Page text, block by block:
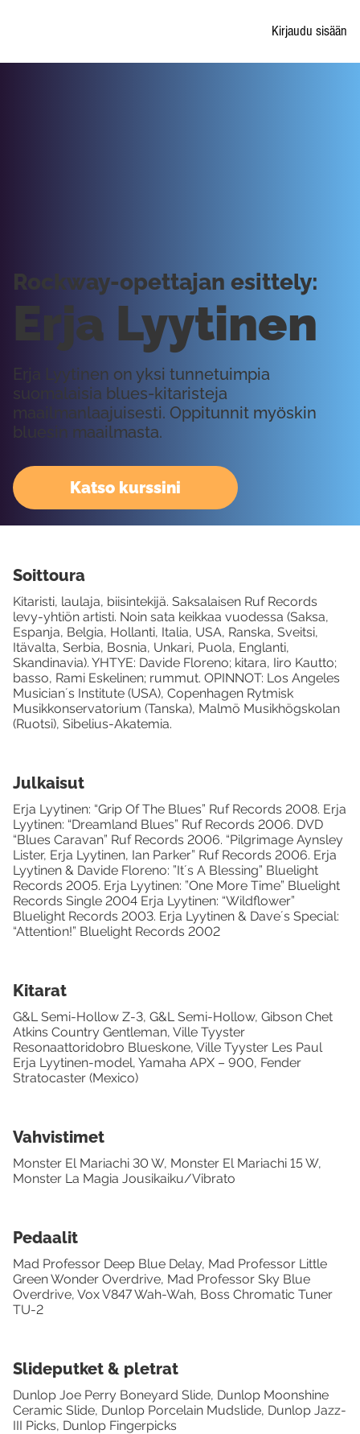
Kirjaudu sisään
Erja Lyytinen
Erja Lyytinen on yksi tunnetuimpia
suomalaisia blues-kitaristeja
maailmanlaajuisesti. Oppitunnit myöskin
bluesin maailmasta.
Rockway-opettajan esittely:
Katso kurssini
Soittoura
Kitaristi, laulaja, biisintekijä. Saksalaisen Ruf Records
levy-yhtiön artisti. Noin sata keikkaa vuodessa (Saksa,
Espanja, Belgia, Hollanti, Italia, USA, Ranska, Sveitsi,
Itävalta, Serbia, Bosnia, Unkari, Puola, Englanti,
Skandinavia). YHTYE: Davide Floreno; kitara, Iiro Kautto;
basso, Rami Eskelinen; rummut. OPINNOT: Los Angeles
Musician´s Institute (USA), Copenhagen Rytmisk
Musikkonservatorium (Tanska), Malmö Musikhögskolan
(Ruotsi), Sibelius-Akatemia.
Julkaisut
Erja Lyytinen: “Grip Of The Blues” Ruf Records 2008. Erja
Lyytinen: “Dreamland Blues” Ruf Records 2006. DVD
“Blues Caravan” Ruf Records 2006. “Pilgrimage Aynsley
Lister, Erja Lyytinen, Ian Parker” Ruf Records 2006. Erja
Lyytinen & Davide Floreno: ”It´s A Blessing” Bluelight
Records 2005. Erja Lyytinen: ”One More Time” Bluelight
Records Single 2004 Erja Lyytinen: “Wildflower”
Bluelight Records 2003. Erja Lyytinen & Dave´s Special:
“Attention!” Bluelight Records 2002
Kitarat
G&L Semi-Hollow Z-3, G&L Semi-Hollow, Gibson Chet
Atkins Country Gentleman, Ville Tyyster
Resonaattoridobro Blueskone, Ville Tyyster Les Paul
Erja Lyytinen-model, Yamaha APX – 900, Fender
Stratocaster (Mexico)
Vahvistimet
Monster El Mariachi 30 W, Monster El Mariachi 15 W,
Monster La Magia Jousikaiku/Vibrato
Pedaalit
Mad Professor Deep Blue Delay, Mad Professor Little
Green Wonder Overdrive, Mad Professor Sky Blue
Overdrive, Vox V847 Wah-Wah, Boss Chromatic Tuner
TU-2
Slideputket & pletrat
Dunlop Joe Perry Boneyard Slide, Dunlop Moonshine
Ceramic Slide, Dunlop Porcelain Mudslide, Dunlop Jazz-
III Picks, Dunlop Fingerpicks